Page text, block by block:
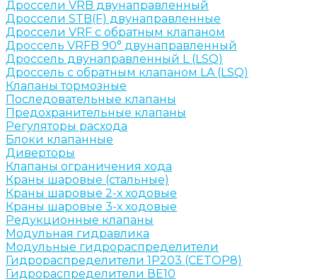
Дроссели VRB двунаправленный
Дроссели STB(F) двунаправленные
Дроссели VRF с обратным клапаном
Дроссель VRFB 90° двунаправленный
Дроссель двунаправленный L (LSQ)
Дроссель с обратным клапаном LA (LSQ)
Клапаны тормозные
Последовательные клапаны
Предохранительные клапаны
Регуляторы расхода
Блоки клапанные
Диверторы
Клапаны ограничения хода
Краны шаровые (стальные)
Краны шаровые 2-х ходовые
Краны шаровые 3-х ходовые
Редукционные клапаны
Модульная гидравлика
Модульные гидрораспределители
Гидрораспределители 1Р203 (CETOP8)
Гидрораспределители ВЕ10